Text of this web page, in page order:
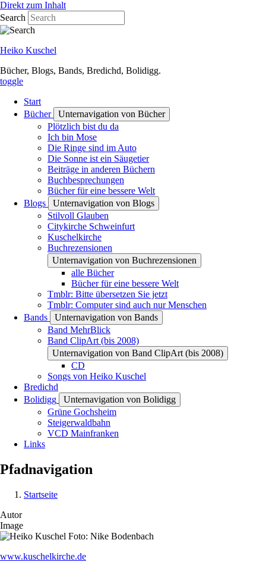
Direkt zum Inhalt
Search
Heiko Kuschel
Bücher, Blogs, Bands, Bredichd, Bolidigg.
toggle
Start
Bücher
Unternavigation von Bücher
Plötzlich bist du da
Ich bin Mose
Die Ringe sind im Auto
Die Sonne ist ein Säugetier
Beiträge in anderen Büchern
Buchbesprechungen
Bücher für eine bessere Welt
Blogs
Unternavigation von Blogs
Stilvoll Glauben
Citykirche Schweinfurt
Kuschelkirche
Buchrezensionen
Unternavigation von Buchrezensionen
alle Bücher
Bücher für eine bessere Welt
Tmblr: Bitte übersetzen Sie jetzt
Tmblr: Computer sind auch nur Menschen
Bands
Unternavigation von Bands
Band MehrBlick
Band ClipArt (bis 2008)
Unternavigation von Band ClipArt (bis 2008)
CD
Songs von Heiko Kuschel
Bredichd
Bolidigg
Unternavigation von Bolidigg
Grüne Gochsheim
Steigerwaldbahn
VCD Mainfranken
Links
Pfadnavigation
Startseite
Autor
Image
www.kuschelkirche.de